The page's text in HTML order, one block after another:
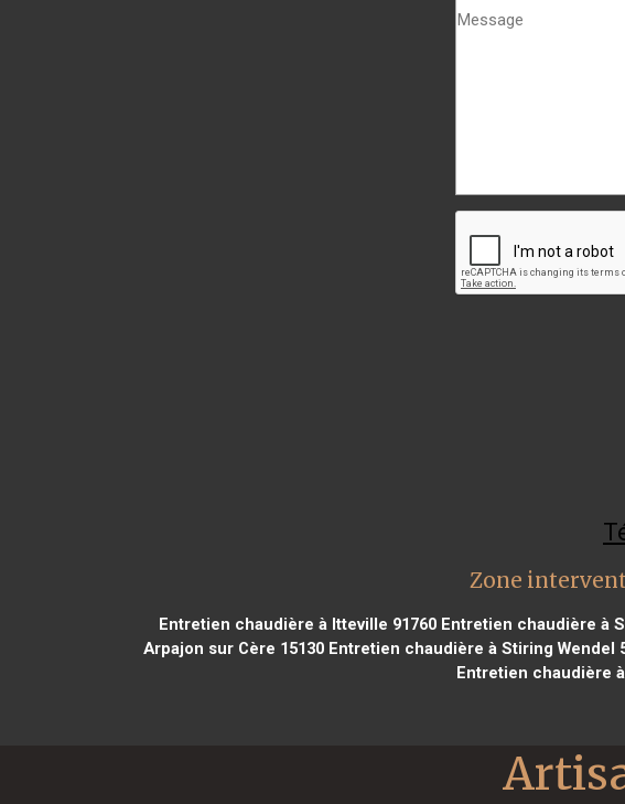
Zone
Entretien chaudière à Itteville 91760 Entretien chaudière à
Arpajon sur Cère 15130 Entretien chaudière à Stiring Wendel
Entretien chaudière